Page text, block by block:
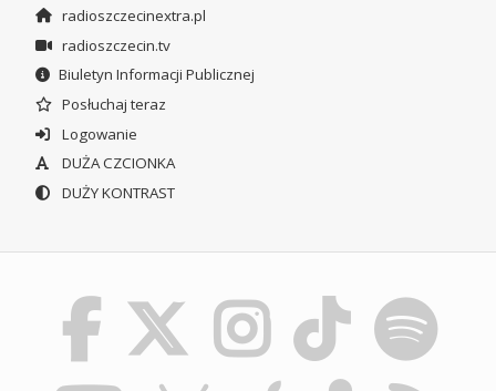
radioszczecinextra.pl
radioszczecin.tv
Biuletyn Informacji Publicznej
Posłuchaj teraz
Logowanie
DUŻA CZCIONKA
DUŻY KONTRAST